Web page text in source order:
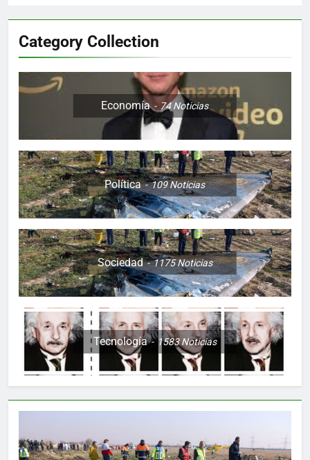
Category Collection
Economía 74Noticias
Política 109Noticias
Sociedad 1175Noticias
Tecnología 1583Noticias